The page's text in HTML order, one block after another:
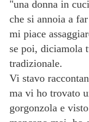
"una donna in
che si annoia a
mi piace
se poi, diciamola
tradizionale.
Vi stavo
ma vi ho trovato
gorgonzola e